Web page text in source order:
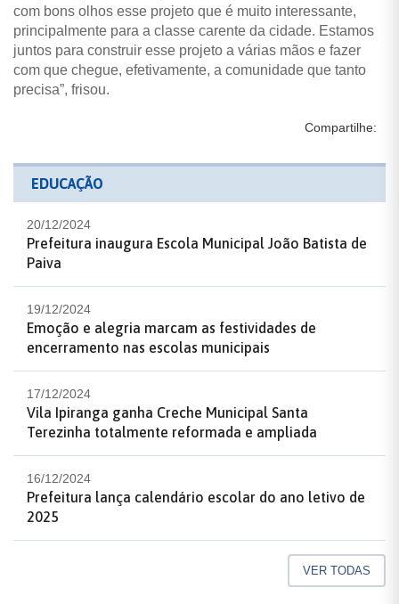
com bons olhos esse projeto que é muito interessante,
principalmente para a classe carente da cidade. Estamos
juntos para construir esse projeto a várias mãos e fazer
com que chegue, efetivamente, a comunidade que tanto
precisa”, frisou.
Compartilhe:
EDUCAÇÃO
20/12/2024
Prefeitura inaugura Escola Municipal João Batista de
Paiva
19/12/2024
Emoção e alegria marcam as festividades de
encerramento nas escolas municipais
17/12/2024
Vila Ipiranga ganha Creche Municipal Santa
Terezinha totalmente reformada e ampliada
16/12/2024
Prefeitura lança calendário escolar do ano letivo de
2025
VER TODAS